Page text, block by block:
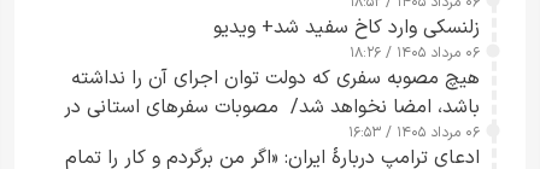
زلنسکی وارد کاخ سفید شد+ ویدیو
۰۶ مرداد ۱۴۰۵ / ۱۸:۲۶
هیچ مصوبه سفری که دولت توان اجرای آن را نداشته
باشد، امضا نخواهد شد/ مصوبات سفرهای استانی در
چارچوب قانون بودجه است+ عکس
۰۶ مرداد ۱۴۰۵ / ۱۶:۵۳
ادعای ترامپ دربارهٔ ایران: «اگر من برگردم و کار را تمام